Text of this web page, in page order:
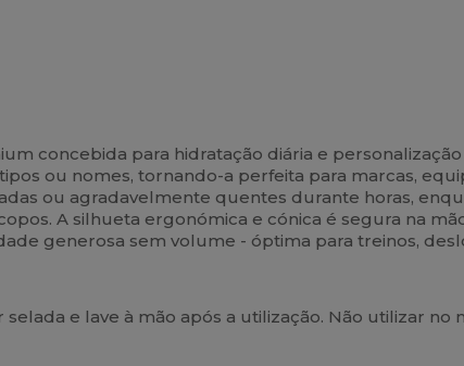
concebida para hidratação diária e
ou nomes, tornando-a perfeita para marcas,
ou agradavelmente quentes durante horas,
A silhueta ergonómica e cónica é segura na
generosa sem volume - óptima para treinos,
e lave à mão após a utilização. Não utilizar